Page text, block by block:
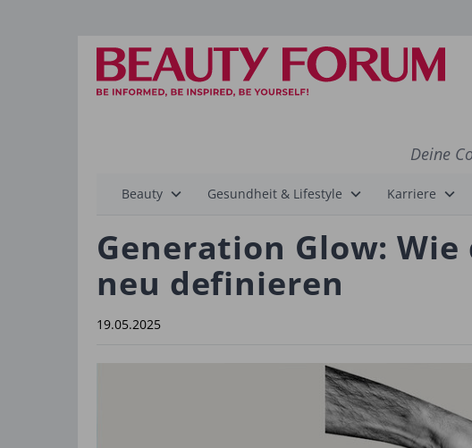
Deine
Hauptnavigation
Beauty Gesundheit & Lifestyle Karriere
Generation Glow:
neu definieren
19.05.2025